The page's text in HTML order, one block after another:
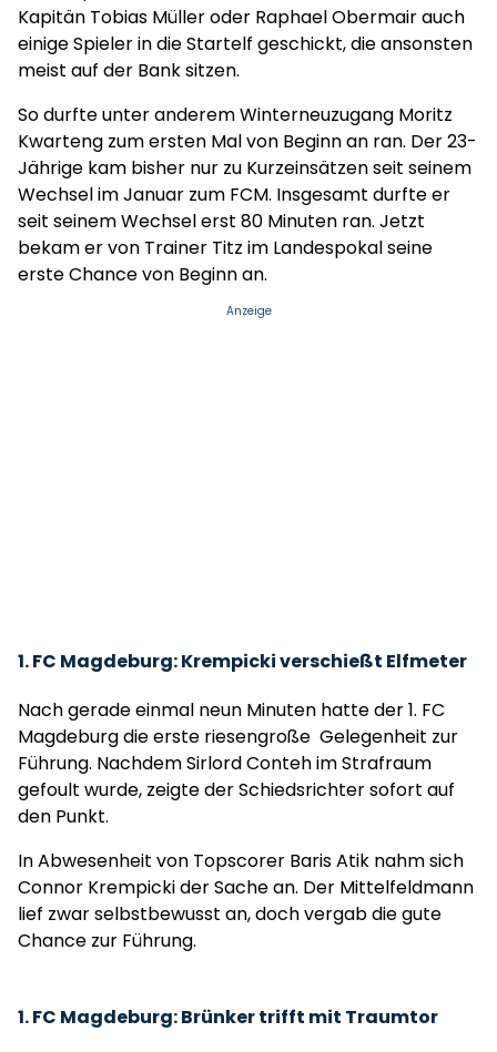
Kapitän Tobias Müller oder Raphael Obermair auch
einige Spieler in die Startelf geschickt, die ansonsten
meist auf der Bank sitzen.
So durfte unter anderem Winterneuzugang Moritz
Kwarteng zum ersten Mal von Beginn an ran. Der 23-
Jährige kam bisher nur zu Kurzeinsätzen seit seinem
Wechsel im Januar zum FCM. Insgesamt durfte er
seit seinem Wechsel erst 80 Minuten ran. Jetzt
bekam er von Trainer Titz im Landespokal seine
erste Chance von Beginn an.
Anzeige
1. FC Magdeburg: Krempicki verschießt Elfmeter
Nach gerade einmal neun Minuten hatte der 1. FC
Magdeburg die erste riesengroße Gelegenheit zur
Führung. Nachdem Sirlord Conteh im Strafraum
gefoult wurde, zeigte der Schiedsrichter sofort auf
den Punkt.
In Abwesenheit von Topscorer Baris Atik nahm sich
Connor Krempicki der Sache an. Der Mittelfeldmann
lief zwar selbstbewusst an, doch vergab die gute
Chance zur Führung.
1. FC Magdeburg: Brünker trifft mit Traumtor